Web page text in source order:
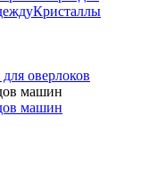
Кристаллы
оверлоков
машин